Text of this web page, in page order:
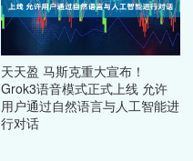
天天盈 马斯克重大宣布！
Grok3语音模式正式上线 允许
用户通过自然语言与人工智能进
行对话